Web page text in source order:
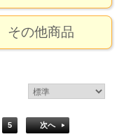
その他商品
5 次へ